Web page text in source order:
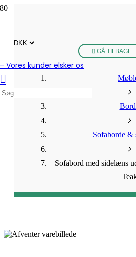
– Vores kunder elsker os
GÅ TILBAGE
Sofaborde &
Sofabord med sidelæns